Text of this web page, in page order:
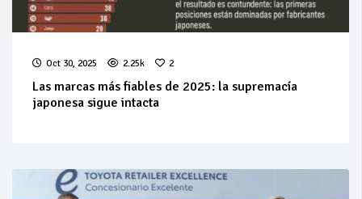
Oct 30, 2025 2.25k 2
Las marcas más fiables de 2025: la supremacía
japonesa sigue intacta